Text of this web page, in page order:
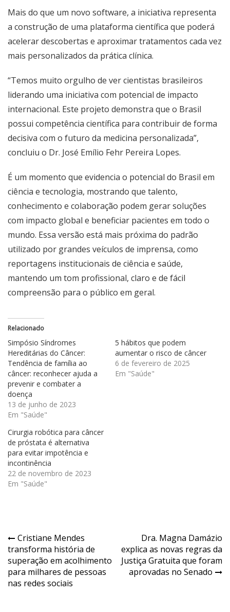
Mais do que um novo software, a iniciativa representa
a construção de uma plataforma científica que poderá
acelerar descobertas e aproximar tratamentos cada vez
mais personalizados da prática clínica.
“Temos muito orgulho de ver cientistas brasileiros
liderando uma iniciativa com potencial de impacto
internacional. Este projeto demonstra que o Brasil
possui competência científica para contribuir de forma
decisiva com o futuro da medicina personalizada”,
concluiu o Dr. José Emílio Fehr Pereira Lopes.
É um momento que evidencia o potencial do Brasil em
ciência e tecnologia, mostrando que talento,
conhecimento e colaboração podem gerar soluções
com impacto global e beneficiar pacientes em todo o
mundo. Essa versão está mais próxima do padrão
utilizado por grandes veículos de imprensa, como
reportagens institucionais de ciência e saúde,
mantendo um tom profissional, claro e de fácil
compreensão para o público em geral.
Relacionado
Simpósio Síndromes
Hereditárias do Câncer:
Tendência de família ao
câncer: reconhecer ajuda a
prevenir e combater a
doença
13 de junho de 2023
Em "Saúde"
5 hábitos que podem
aumentar o risco de câncer
6 de fevereiro de 2025
Em "Saúde"
Cirurgia robótica para câncer
de próstata é alternativa
para evitar impotência e
incontinência
22 de novembro de 2023
Em "Saúde"
Navegação
de
Post
Cristiane Mendes
transforma história de
superação em acolhimento
para milhares de pessoas
nas redes sociais
Dra. Magna Damázio
explica as novas regras da
Justiça Gratuita que foram
aprovadas no Senado